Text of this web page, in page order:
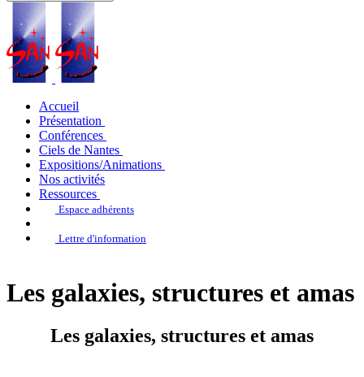
Accueil
Présentation
Conférences
Ciels de Nantes
Expositions/Animations
Nos activités
Ressources
Espace adhérents
Lettre d'information
Les galaxies, structures et amas
Les galaxies, structures et amas